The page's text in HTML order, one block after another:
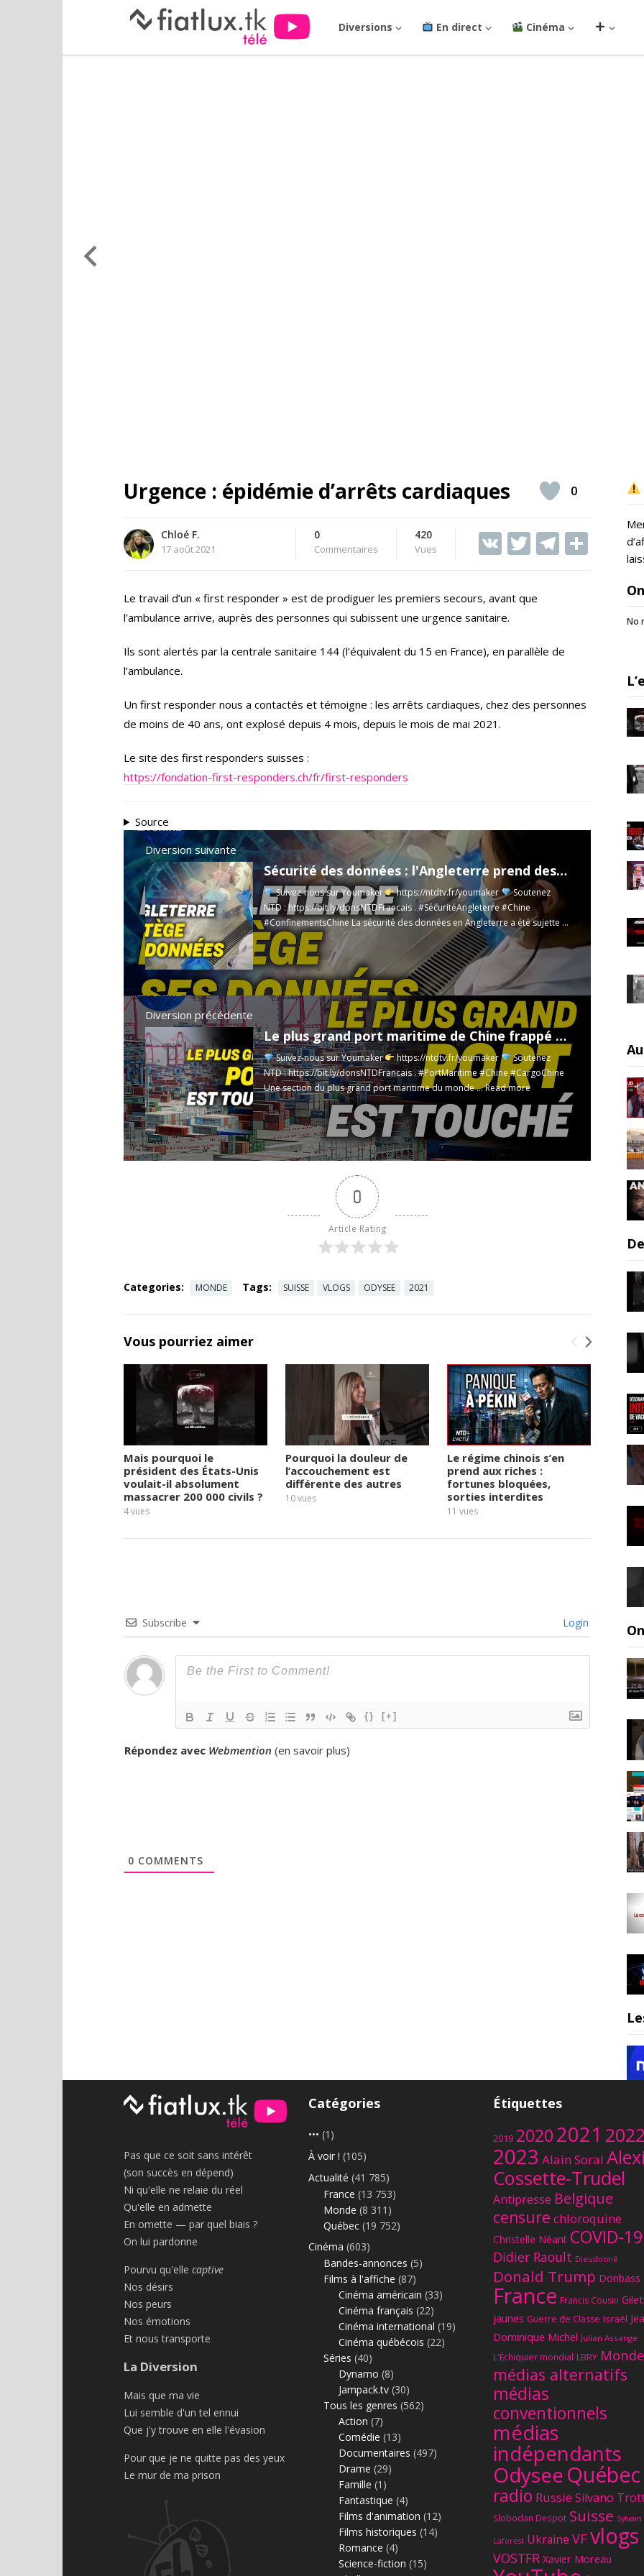
Diversions En direct Cinéma
Urgence : épidémie d’arrêts cardiaques
Chloé F.
17 août 2021
0
Commentaires
420
Vues V T
itt
er
T
m
0
Le travail d’un « first responder » est de prodiguer les premiers secours, avant que
l’ambulance arrive, auprès des personnes qui subissent une urgence sanitaire.
Ils sont alertés par la centrale sanitaire 144 (l’équivalent du 15 en France), en parallèle de
l’ambulance.
Un first responder nous a contactés et témoigne : les arrêts cardiaques, chez des personnes
de moins de 40 ans, ont explosé depuis 4 mois, depuis le mois de mai 2021.
Le site des first responders suisses :
https://fondation-first-responders.ch/fr/first-responders
Source
Diversion suivante
Sécurité des données : l'Angleterre prend des mesures ; Chine : les dégâts du confinement
Suivez-nous sur Youmaker https://ntdtv.fr/youmaker
Soutenez
NTD :https://bit.ly/donsNTDFrancais . #SécuritéAngleterre #Chine
#ConfinementsChine La sécurité des données en Angleterre a été sujette ...
Read more
Diversion précédente
Le plus grand port maritime de Chine frappé par le virus ; Des marins bloqués sur un cargo
Suivez-nous sur Youmaker https://ntdtv.fr/youmaker
Soutenez
NTD :https://bit.ly/donsNTDFrancais . #PortMaritime #Chine #CargoChine
Une section du plus grand port maritime du monde ...Read more
0
Article Rating
Categories: MONDE Tags: SUISSE VLOGS ODYSEE 2021
Vous pourriez aimer
Mais pourquoi le
président des États-Unis
voulait-il absolument
massacrer 200 000 civils ?
4vues
Pourquoi la douleur de
l’accouchement est
différente des autres
10vues
Le régime chinois s’en
prend aux riches :
fortunes bloquées,
sorties interdites
11 vues
la
vues
Subscribe Login
{} [+]
Répondez avec Webmention (en savoir plus)
0 COMMENTS
No
Pas que ce soit sans intérêt
(son succès en dépend)
Ni qu'elle ne relaie du réel
Qu'elle en admette
En omette — par quel biais ?
On lui pardonne
Pourvu qu'elle captive
Nos désirs
Nos peurs
Nos émotions
Et nous transporte
La Diversion
Mais que ma vie
Lui semble d'un tel ennui
Que j'y trouve en elle l'évasion
Pour que je ne quitte pas des yeux
Le mur de ma prison
Catégories
••• (1)
À voir ! (105)
Actualité (41 785)
France (13 753)
Monde (8 311)
Québec (19 752)
Cinéma (603)
Bandes-annonces (5)
Films à l'affiche (87)
Cinéma américain (33)
Cinéma français (22)
Cinéma international (19)
Cinéma québécois (22)
Séries (40)
Dynamo (8)
Jampack.tv (30)
Tous les genres (562)
Action (7)
Comédie (13)
Documentaires (497)
Drame (29)
Famille (1)
Fantastique (4)
Films d'animation (12)
Films historiques (14)
Romance (4)
Science-fiction (15)
Étiquettes
2019 20202021 2022
2023 Alain Soral
Cossette-Trudel
Antipresse Belgique
censure chloroquine
Christelle Néant COVID-19
Didier Raoult Dieudonné
Donald Trump Donbass
France Francis Cousin
jaunes Guerre de Classe Israël
Dominique Michel Julian Assange
L'Échiquier mondial LBRY Monde
médias alternatifs
médias
conventionnels
médias
indépendants
OdyseeQuébec
radio Russie Silvano
Slobodan Despot Suisse Sylvain
Laforest Ukraine VFvlogs
VOSTFR Xavier Moreau